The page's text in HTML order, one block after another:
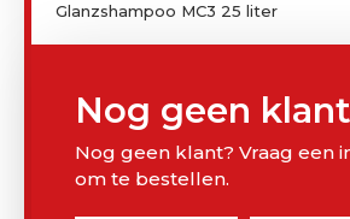
Glanzshampoo MC3 25 liter
Nog geen
Nog geen klant? Vraag een
om te bestellen.